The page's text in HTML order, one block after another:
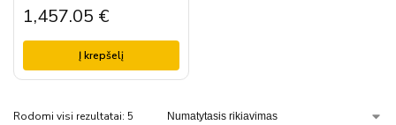
1,457.05 €
Į krepšelį
Rodomi visi rezultatai: 5